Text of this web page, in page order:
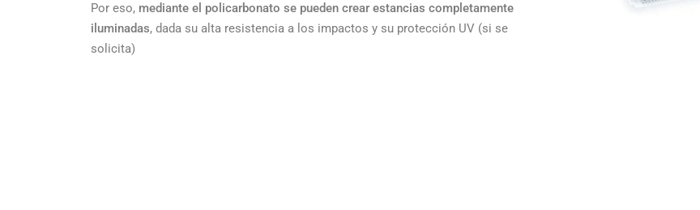
Por eso, mediante el policarbonato se pueden crear estancias completamente
iluminadas, dada su alta resistencia a los impactos y su protección UV (si se
solicita)